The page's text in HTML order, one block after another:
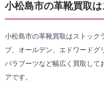
小松島市の革靴買取
小松島市の革靴買取はストック
ブ、オールデン、エドワードグ
パラブーツなど幅広く買取して
アです。